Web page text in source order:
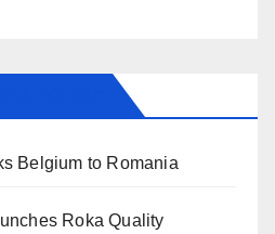
Belgium to Romania
Roka Quality